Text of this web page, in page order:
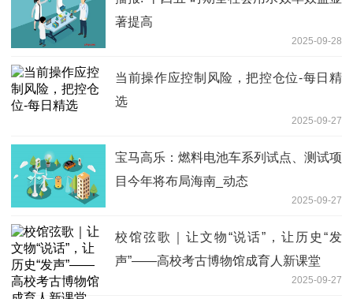
著提高
2025-09-28
当前操作应控制风险，把控仓位-每日精
选
2025-09-27
宝马高乐：燃料电池车系列试点、测试项
目今年将布局海南_动态
2025-09-27
校馆弦歌｜让文物“说话”，让历史“发
声”——高校考古博物馆成育人新课堂
2025-09-27